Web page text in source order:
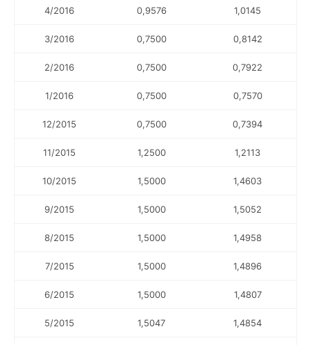
4/2016 0,9576 1,0145
3/2016 0,7500 0,8142
2/2016 0,7500 0,7922
1/2016 0,7500 0,7570
12/2015 0,7500 0,7394
11/2015 1,2500 1,2113
10/2015 1,5000 1,4603
9/2015 1,5000 1,5052
8/2015 1,5000 1,4958
7/2015 1,5000 1,4896
6/2015 1,5000 1,4807
5/2015 1,5047 1,4854